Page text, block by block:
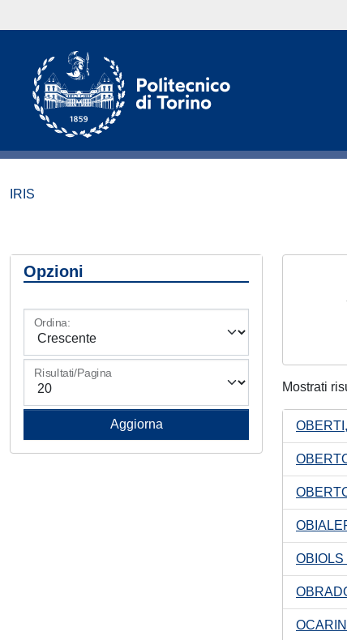
IRIS
Opzioni
Ordina:
Risultati/Pagina
Mostrati